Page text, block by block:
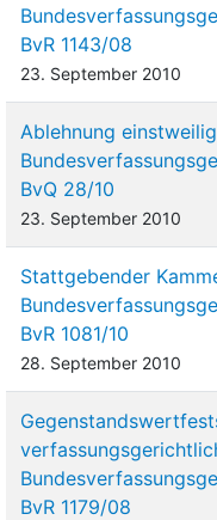
BvR 1143/08
23. September 2010
Ablehnung
BvQ 28/10
23. September 2010
Stattgebender
BvR 1081/10
28. September 2010
BvR 1179/08